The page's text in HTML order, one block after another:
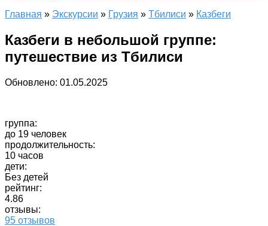
Главная » Экскурсии » Грузия » Тбилиси » Казбеги
Казбеги в небольшой группе:
путешествие из Тбилиси
Обновлено: 01.05.2025
группа:
до 19 человек
продолжительность:
10 часов
дети:
Без детей
рейтинг:
4.86
отзывы:
95 отзывов